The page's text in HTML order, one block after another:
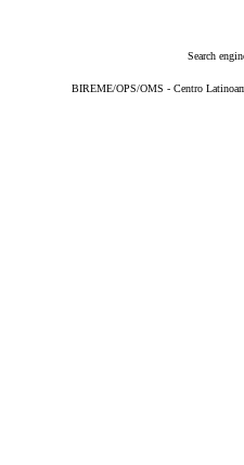
Search
BIREME/OPS/OMS - Centro